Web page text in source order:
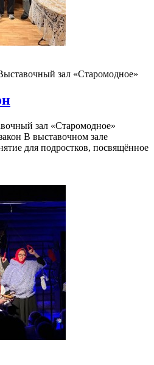
зал «Старомодное»
зал «Старомодное»
В выставочном зале
для подростков, посвящённое